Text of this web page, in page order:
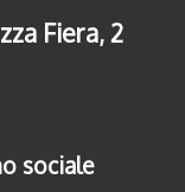
Fiera, 2
sociale